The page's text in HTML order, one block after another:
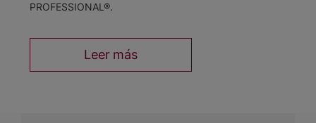
PROFESSIONAL®.
Leer más